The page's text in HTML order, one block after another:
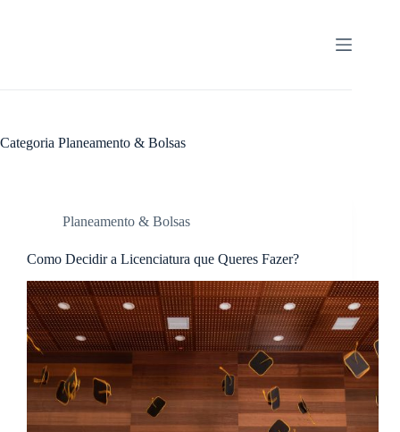
Categoria Planeamento & Bolsas
Planeamento & Bolsas
Como Decidir a Licenciatura que Queres Fazer?